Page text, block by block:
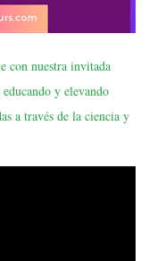
con nuestra invitada
y elevando
a través de la ciencia y